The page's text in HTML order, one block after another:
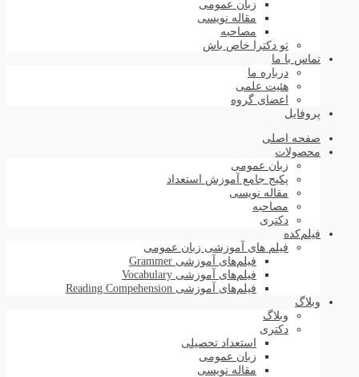
زبان عمومی
مقاله نویسی
مصاحبه
تو دکترا خاص باش
تماس با ما
درباره ما
هئیت علمی
اعضای گروه
پروفایل
صفحه اصلی
محصولات
زبان عمومی
پکیج جامع آموزش استعداد
مقاله نویسی
مصاحبه
دکتری
فیلم‌کده
فیلم های آموزشی زبان عمومی
فیلم‌های آموزشی Grammer
فیلم‌های آموزشی Vocabulary
فیلم‌های آموزشی Reading Compehension
وبلاگ
وبلاگ
دکتری
استعداد تحصیلی
زبان عمومی
مقاله نویسی